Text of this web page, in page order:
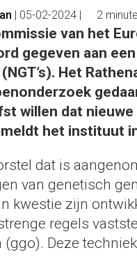
| 05-02-2024| 2
van het
gegeven aan
Het
willen dat
het instituut
dat is
van genetisch
kwestie zijn
regels
Deze